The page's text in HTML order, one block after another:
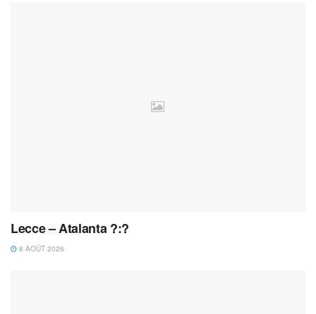
Lecce – Atalanta ?:?
8 AOÛT 2026